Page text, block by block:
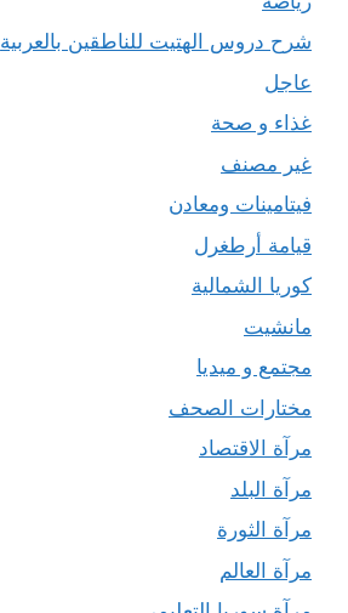
شرح دروس الهتيت للناطقين بالعربية
عاجل
غذاء و صحة
غير مصنف
فيتامينات ومعادن
قيامة أرطغرل
كوريا الشمالية
مانشيت
مجتمع و ميديا
مختارات الصحف
مرآة الاقتصاد
مرآة البلد
مرآة الثورة
مرآة العالم